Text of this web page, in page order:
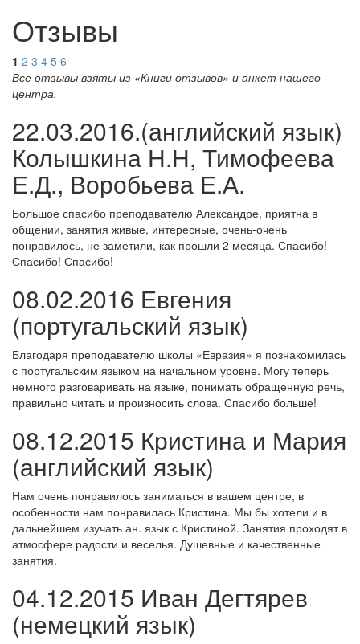
Отзывы
1 2 3 4 5 6
Все отзывы взяты из «Книги отзывов» и анкет нашего
центра.
22.03.2016.(английский язык)
Колышкина Н.Н, Тимофеева
Е.Д., Воробьева Е.А.
Большое спасибо преподавателю Александре, приятна в
общении, занятия живые, интересные, очень-очень
понравилось, не заметили, как прошли 2 месяца. Спасибо!
Спасибо! Спасибо!
08.02.2016 Евгения
(португальский язык)
Благодаря преподавателю школы «Евразия» я познакомилась
с португальским языком на начальном уровне. Могу теперь
немного разговаривать на языке, понимать обращенную речь,
правильно читать и произносить слова. Спасибо больше!
08.12.2015 Кристина и Мария
(английский язык)
Нам очень понравилось заниматься в вашем центре, в
особенности нам понравилась Кристина. Мы бы хотели и в
дальнейшем изучать ан. язык с Кристиной. Занятия проходят в
атмосфере радости и веселья. Душевные и качественные
занятия.
04.12.2015 Иван Дегтярев
(немецкий язык)